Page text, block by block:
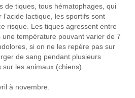
de tiques, tous hématophages, qui
lactique, les sportifs sont
risque. Les tiques agressent entre
température pouvant varier de 7
si on ne les repère pas sur
de sang pendant plusieurs
les animaux (chiens).
à novembre.